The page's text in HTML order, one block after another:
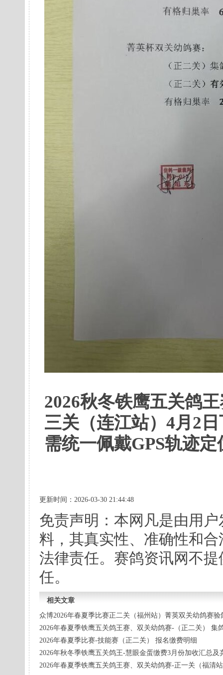
2026秋冬铁鹰五关鸽
三关（连江站）4月2
需统一佩戴GPS轨迹
更新时间：2026-03-30 21:44:48
免责声明：本网凡是由用
料，其真实性、准确性和
法律责任。赛鸽资讯网不
任。
相关文章
众博2026年春夏季比赛正二关（福州站）菁英双关幼鸽赛验
2026年春夏季铁鹰五关鸽王赛、双关幼鸽赛-（正二关） 集
2026年春夏季比赛-技能赛（正二关） 报名缴费明细
2026年秋冬季铁鹰五关鸽王-慧眼金蛋缴费3月份加收汇总及
2026年春夏季铁鹰五关鸽王赛、双关幼鸽赛-正一关（福清